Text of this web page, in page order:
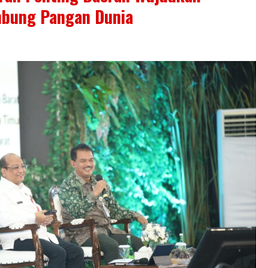
Pangan Dunia